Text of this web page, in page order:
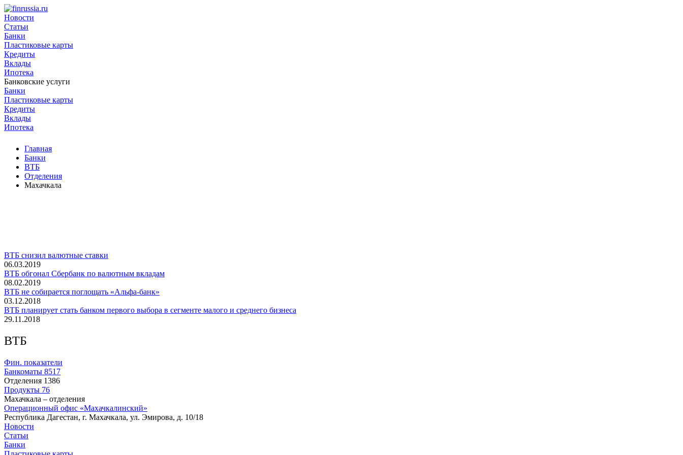
Новости
Статьи
Банки
Пластиковые карты
Кредиты
Вклады
Ипотека
Банковские услуги
Банки
Пластиковые карты
Кредиты
Вклады
Ипотека
Главная
Банки
ВТБ
Отделения
Махачкала
ВТБ снизил валютные ставки
06.03.2019
ВТБ обгонал Сбербанк по валютным вкладам
08.02.2019
ВТБ не собирается поглощать «Альфа-банк»
03.12.2018
ВТБ планирует стать банком первого выбора в сегменте малого и среднего бизнеса
29.11.2018
ВТБ
Фин. показатели
Банкоматы 8517
Отделения 1386
Продукты 76
Махачкала – отделения
Операционный офис «Махачкалинский»
Республика Дагестан, г. Махачкала, ул. Эмирова, д. 10/18
Новости
Статьи
Банки